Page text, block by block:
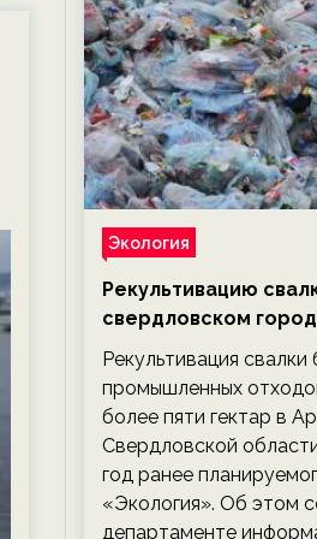
Экология
Рекультивацию
свердловском
год раньше
новости экологии на
Рекультивация свалки
промышленных
более пяти гектар в
Свердловской
год ранее
«Экология». Об этом
департаменте